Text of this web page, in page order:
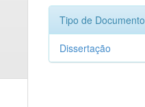
Tipo de Documento
Dissertação